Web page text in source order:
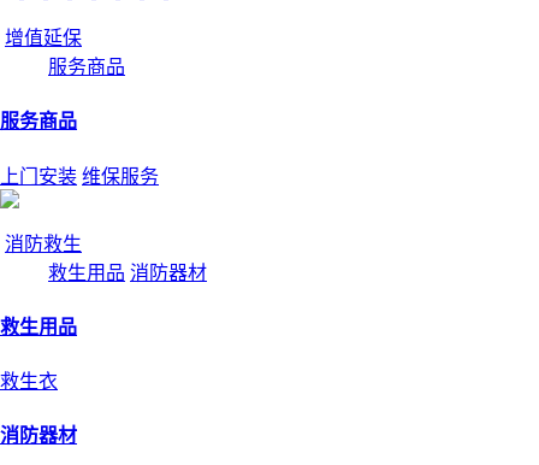
增值延保
服务商品
服务商品
上门安装 维保服务
消防救生
救生用品 消防器材
救生用品
救生衣
消防器材